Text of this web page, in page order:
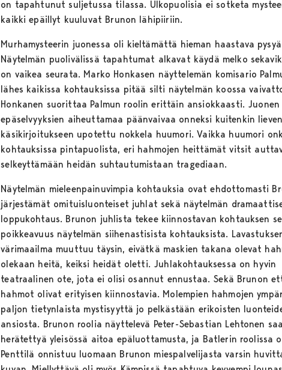
on tapahtunut suljetussa tilassa. Ulkopuolisia ei sotketa
kaikki epäillyt kuuluvat Brunon lähipiiriin.
Murhamysteerin juonessa oli kieltämättä hieman haastava
Näytelmän puolivälissä tapahtumat alkavat käydä melko
on vaikea seurata. Marko Honkasen näyttelemän komisario
lähes kaikissa kohtauksissa pitää silti näytelmän koossa
Honkanen suorittaa Palmun roolin erittäin ansiokkaasti. Juonen
epäselvyyksien aiheuttamaa päänvaivaa onneksi kuitenkin
käsikirjoitukseen upotettu nokkela huumori. Vaikka huumori
kohtauksissa pintapuolista, eri hahmojen heittämät vitsit
selkeyttämään heidän suhtautumistaan tragediaan.
Näytelmän mieleenpainuvimpia kohtauksia ovat ehdottomasti
järjestämät omituisluonteiset juhlat sekä näytelmän
loppukohtaus. Brunon juhlista tekee kiinnostavan kohtauksen
poikkeavuus näytelmän siihenastisista kohtauksista.
värimaailma muuttuu täysin, eivätkä maskien takana olevat
olekaan heitä, keiksi heidät oletti. Juhlakohtauksessa on hyvin
teatraalinen ote, jota ei olisi osannut ennustaa. Sekä Brunon
hahmot olivat erityisen kiinnostavia. Molempien hahmojen
paljon tietynlaista mystisyyttä jo pelkästään erikoisten
ansiosta. Brunon roolia näyttelevä Peter-Sebastian Lehtonen saa
herätettyä yleisössä aitoa epäluottamusta, ja Batlerin roolissa
Penttilä onnistuu luomaan Brunon miespalvelijasta varsin